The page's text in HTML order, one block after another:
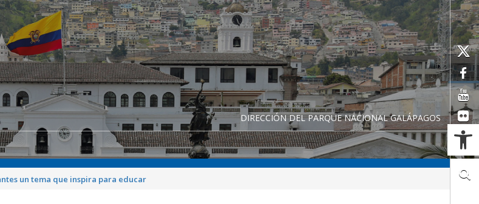
DIRECCIÓN DEL PARQUE NACIONAL GALÁPAGOS
un tema que inspira para educar